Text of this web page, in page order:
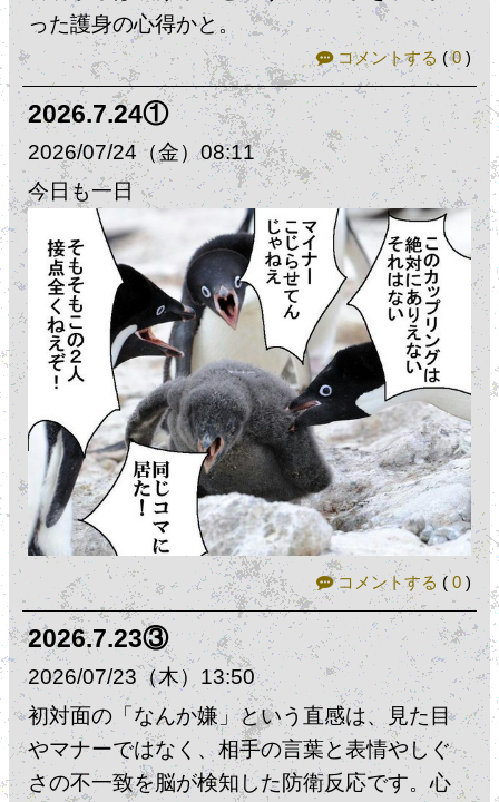
った護身の心得かと。
コメントする (0 )
2026.7.24①
2026 07 24（金）08:11
今日も一日
コメントする ( 0)
2026.7.23③
2026 07 23（木）13:50
初対面の「なんか嫌」という直感は、見た目
やマナーではなく、相手の言葉と表情やしぐ
さの不一致を脳が検知した防衛反応です。心